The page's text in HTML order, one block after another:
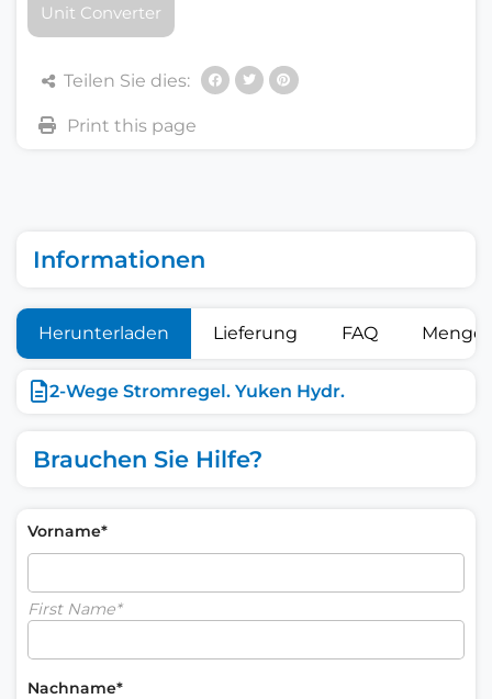
Unit Converter
Teilen Sie dies:
Informationen
Herunterladen Lieferung FAQ
2-Wege Stromregel. Yuken Hydr.
Brauchen Sie Hilfe?
Vorname*
First Name*
Nachname*